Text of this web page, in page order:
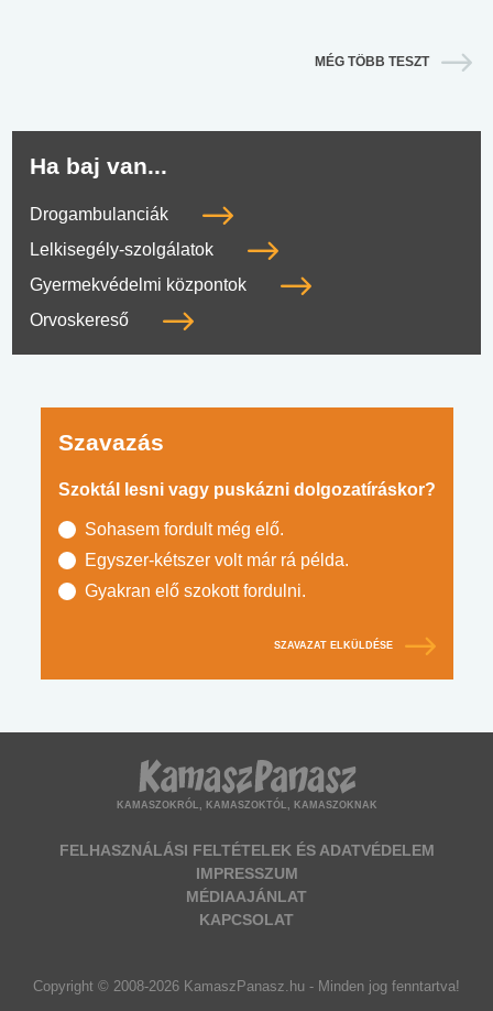
MÉG TÖBB TESZT
Ha baj van...
Drogambulanciák
Lelkisegély-szolgálatok
Gyermekvédelmi központok
Orvoskereső
Szavazás
Szoktál lesni vagy puskázni dolgozatíráskor?
Sohasem fordult még elő.
Egyszer-kétszer volt már rá példa.
Gyakran elő szokott fordulni.
SZAVAZAT ELKÜLDÉSE
KAMASZOKRÓL, KAMASZOKTÓL, KAMASZOKNAK
FELHASZNÁLÁSI FELTÉTELEK ÉS ADATVÉDELEM
IMPRESSZUM
MÉDIAAJÁNLAT
KAPCSOLAT
Copyright © 2008-2026 KamaszPanasz.hu - Minden jog fenntartva!